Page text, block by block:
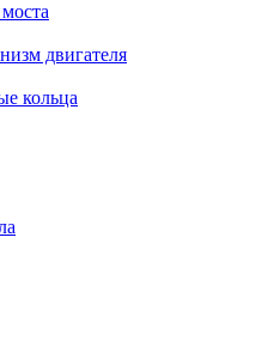
двигателя
кольца